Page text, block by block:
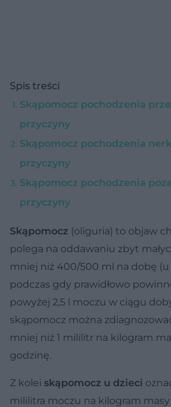
Spis treści
Skąpomocz pochodzenia
przyczyny
Skąpomocz pochodzenia
przyczyny
Skąpomocz pochodzenia
przyczyny
Skąpomocz (oliguria) to objaw
polega na oddawaniu zbyt
mniej niż 400/500 ml na dobę (u
podczas gdy prawidłowo
powyżej 2,5 l moczu w ciągu
skąpomocz można
mniej niż 1 mililitr na kilogram
godzinę.
Z kolei skąpomocz u dzieci
mililitra moczu na kilogram masy